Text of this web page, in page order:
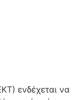
ενδέχεται να